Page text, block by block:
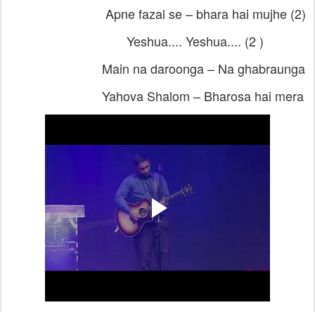
Apne fazal se – bhara hai mujhe (2)
Yeshua.... Yeshua.... (2 )
Main na daroonga – Na ghabraunga
Yahova Shalom – Bharosa hai mera